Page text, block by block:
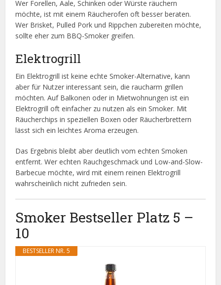
Wer Forellen, Aale, Schinken oder Würste räuchern
möchte, ist mit einem Räucherofen oft besser beraten.
Wer Brisket, Pulled Pork und Rippchen zubereiten möchte,
sollte eher zum BBQ-Smoker greifen.
Elektrogrill
Ein Elektrogrill ist keine echte Smoker-Alternative, kann
aber für Nutzer interessant sein, die raucharm grillen
möchten. Auf Balkonen oder in Mietwohnungen ist ein
Elektrogrill oft einfacher zu nutzen als ein Smoker. Mit
Räucherchips in speziellen Boxen oder Räucherbrettern
lässt sich ein leichtes Aroma erzeugen.
Das Ergebnis bleibt aber deutlich vom echten Smoken
entfernt. Wer echten Rauchgeschmack und Low-and-Slow-
Barbecue möchte, wird mit einem reinen Elektrogrill
wahrscheinlich nicht zufrieden sein.
Smoker Bestseller Platz 5 –
10
BESTSELLER NR. 5